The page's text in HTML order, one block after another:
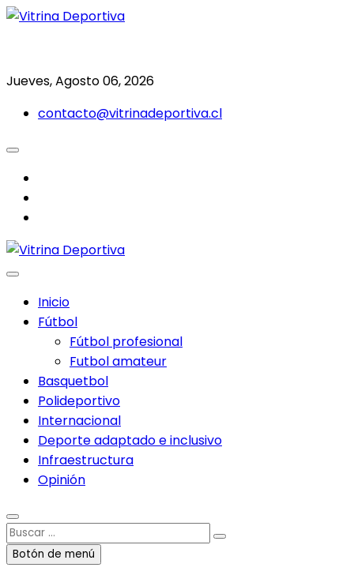
Saltar
Jueves, Agosto 06, 2026
contacto@vitrinadeportiva.cl
Inicio
Fútbol
Fútbol profesional
Futbol amateur
Basquetbol
Polideportivo
Internacional
Deporte adaptado e inclusivo
Infraestructura
Opinión
Buscar
…Botón de menú